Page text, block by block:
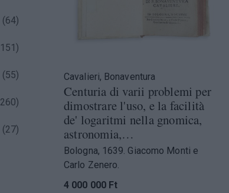
(64)
151 )
(55)
260)
(27)
Cavalieri, Bonaventura
Centuria di varii problemi per
dimostrare l'uso, e la facilità
de' logaritmi nella gnomica,
astronomia,…
Bologna, 1639. Giacomo Monti e
Carlo Zenero.
4 000 000 Ft